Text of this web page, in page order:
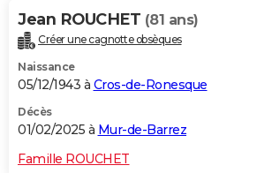
Jean ROUCHET (81 ans)
Créer une cagnotte obsèques
Naissance
05/12/1943 à Cros-de-Ronesque
Décès
01/02/2025 à Mur-de-Barrez
Famille ROUCHET